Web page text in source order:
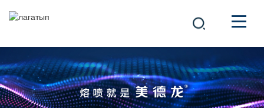
КАМПАНІЯ
ПРАДУКТЫ